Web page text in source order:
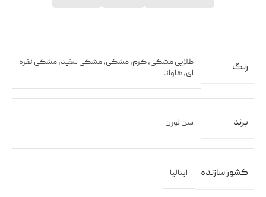
رنگ طلایی مشکی,کرم,مشکی,مشکی سفید,مشکی نقره
ای,هاوانا
برند سن لورن
کشور سازنده ایتالیا